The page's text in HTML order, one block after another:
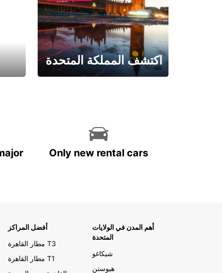
اكتشف المملكة المتحدة
Only new rental cars
أفضل المراكز
مطار القاهرة T3
مطار القاهرة T1
أهم المدن في الولايات
المتحدة
شيكاغو
هيوستن